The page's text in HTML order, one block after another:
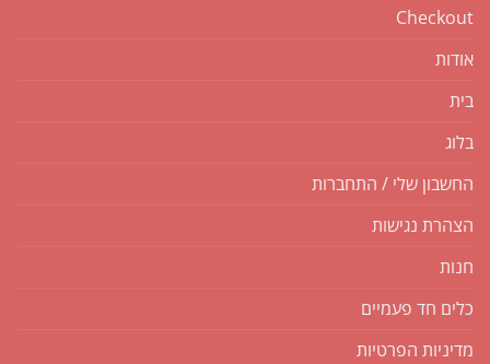
Checkout
אודות
בית
בלוג
החשבון שלי / התחברות
הצהרת נגישות
חנות
כלים חד פעמיים
מדיניות הפרטיות